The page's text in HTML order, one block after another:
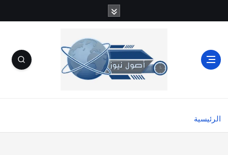
ل
الرئيسية